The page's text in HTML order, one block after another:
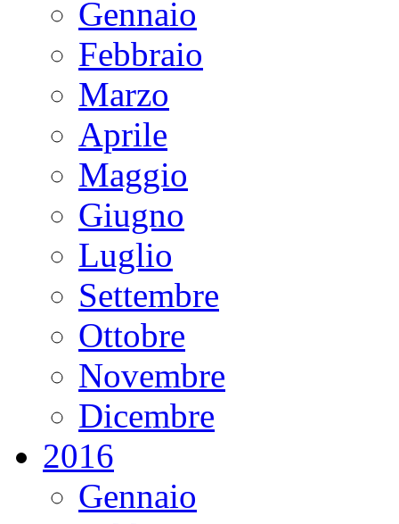
Gennaio
Febbraio
Marzo
Aprile
Maggio
Giugno
Luglio
Settembre
Ottobre
Novembre
Dicembre
2016
Gennaio